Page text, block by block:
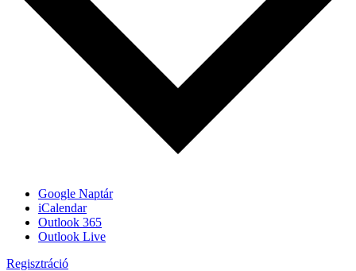
Google Naptár
iCalendar
Outlook 365
Outlook Live
Regisztráció